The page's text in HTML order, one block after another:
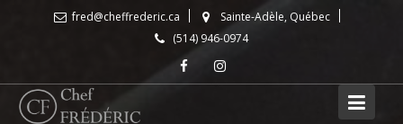
fred@cheffrederic.ca
Sainte-Adèle, Québec
(514) 946-0974